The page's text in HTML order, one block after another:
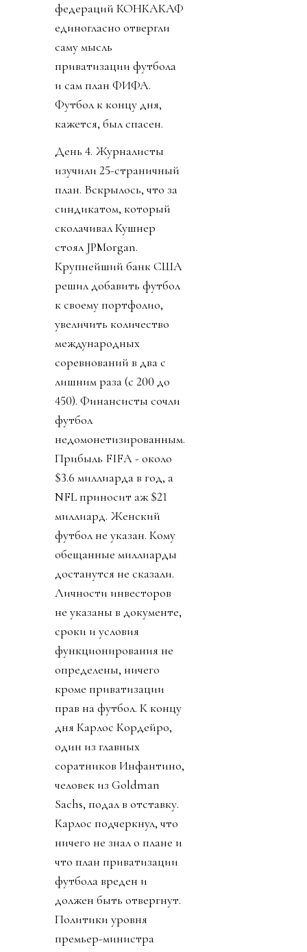
федераций КОНКАКАФ
единогласно отвергли
саму мысль
приватизации футбола
и сам план ФИФА.
Футбол к концу дня,
кажется, был спасен.
День 4. Журналисты
изучили 25-страничный
план. Вскрылось, что за
синдикатом, который
сколачивал Кушнер
стоял JPMorgan.
Крупнейший банк США
решил добавить футбол
к своему портфолио,
увеличить количество
международных
соревнований в два с
лишним раза (с 200 до
450). Финансисты сочли
футбол
недомонетизированным.
Прибыль FIFA - около
$3.6 миллиарда в год, а
NFL приносит аж $21
миллиард. Женский
футбол не указан. Кому
обещанные миллиарды
достанутся не сказали.
Личности инвесторов
не указаны в документе,
сроки и условия
функционирования не
определены, ничего
кроме приватизации
прав на футбол. К концу
дня Карлос Кордейро,
один из главных
соратников Инфантино,
человек из Goldman
Sachs, подал в отставку.
Карлос подчеркнул, что
ничего не знал о плане и
что план приватизации
футбола вреден и
должен быть отвергнут.
Политики уровня
премьер-министра